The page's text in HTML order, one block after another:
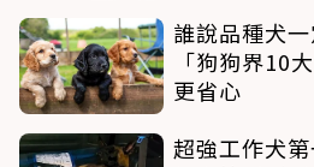
誰說品種犬
「狗狗界10
更省心
超強工作犬